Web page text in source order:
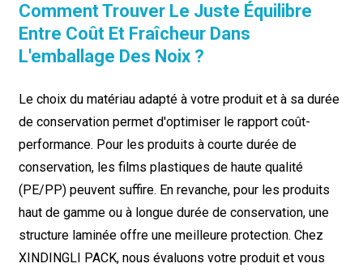
Comment Trouver Le Juste Équilibre
Entre Coût Et Fraîcheur Dans
L'emballage Des Noix ?
Le choix du matériau adapté à votre produit et à sa durée
de conservation permet d'optimiser le rapport coût-
performance. Pour les produits à courte durée de
conservation, les films plastiques de haute qualité
(PE/PP) peuvent suffire. En revanche, pour les produits
haut de gamme ou à longue durée de conservation, une
structure laminée offre une meilleure protection. Chez
XINDINGLI PACK, nous évaluons votre produit et vous